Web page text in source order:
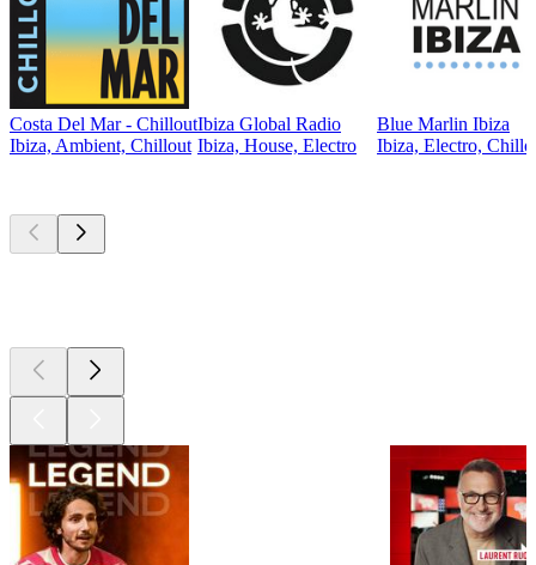
Costa Del Mar - Chillout
Ibiza, Ambient, Chillout
Ibiza Global Radio
Ibiza, House, Electro
Blue Marlin Ibiza
Ibiza, Electro,